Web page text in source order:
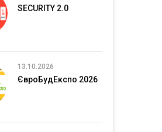
SECURITY 2.0
13.10.2026
ЄвроБудЕкспо 2026